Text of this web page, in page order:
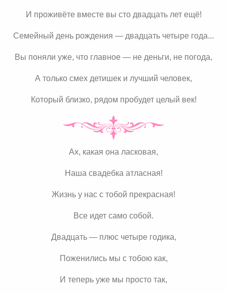
И проживёте вместе вы сто двадцать лет ещё!
Семейный день рождения — двадцать четыре года...
Вы поняли уже, что главное — не деньги, не погода,
А только смех детишек и лучший человек,
Который близко, рядом пробудет целый век!
Ах, какая она ласковая,
Наша свадебка атласная!
Жизнь у нас с тобой прекрасная!
Все идет само собой.
Двадцать — плюс четыре годика,
Поженились мы с тобою как,
И теперь уже мы просто так,